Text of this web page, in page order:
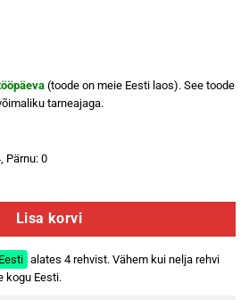
(toode on meie Eesti laos). See toode
tarneajaga.
Pärnu: 0
195/55 R16 87T kogus
Lisa korvi
alates 4 rehvist. Vähem kui nelja rehvi
kogu Eesti.